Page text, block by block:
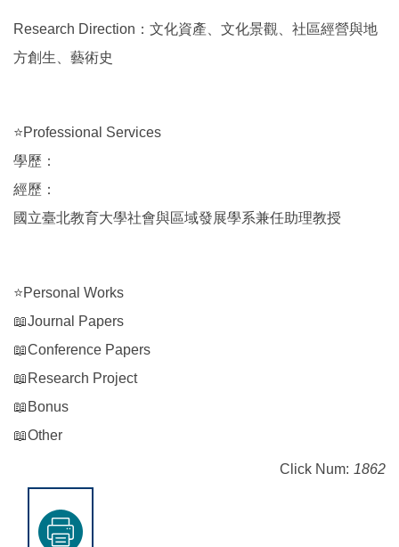
Research Direction：文化資產、文化景觀、社區經營與地
方創生、藝術史
⭐Professional Services
學歷：
經歷：
國立臺北教育大學社會與區域發展學系兼任助理教授
⭐Personal Works
📖Journal Papers
📖Conference Papers
📖Research Project
📖Bonus
📖Other
Click Num: 1862